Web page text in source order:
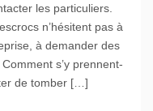
les particuliers.
n’hésitent pas à
à demander des
s’y prennent-
de tomber […]